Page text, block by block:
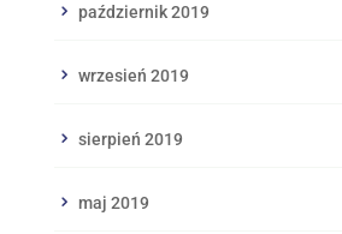
październik 2019
wrzesień 2019
sierpień 2019
maj 2019